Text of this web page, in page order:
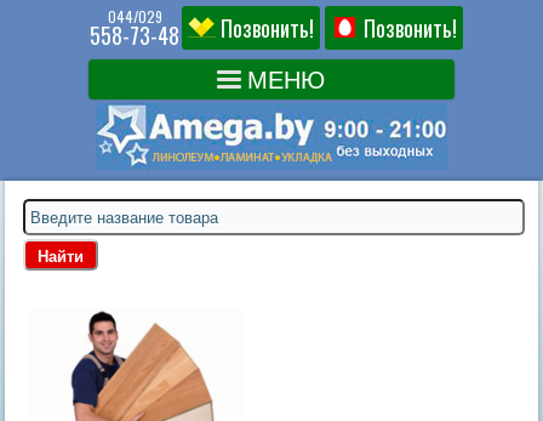
044/029
558-73-48 Позвонить! Позвонить!